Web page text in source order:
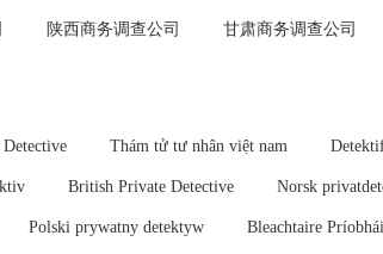
陕西商务调查公司 甘肃商务调查公司
Thám tử tư nhân việt nam
British Private Detective Norsk
Polski prywatny detektyw Bleachtaire